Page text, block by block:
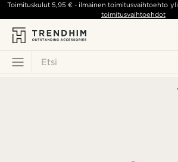
Etsi
Toimituskulut5,95 € - ilmainen toimitusvaihtoehto yli
toimitusvaihtoehdot